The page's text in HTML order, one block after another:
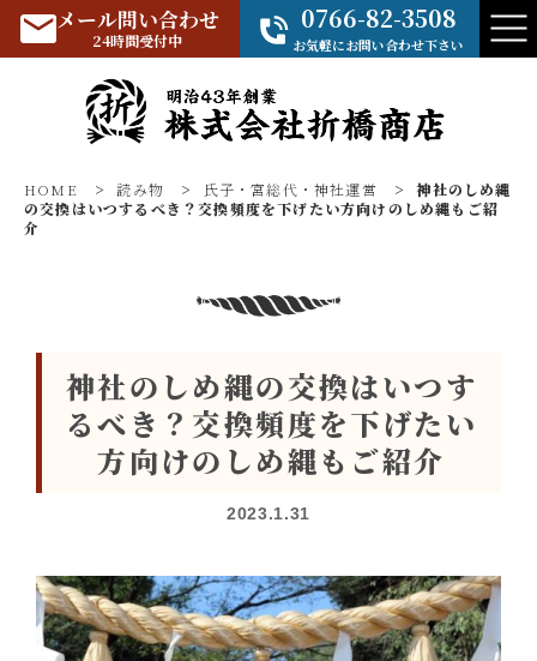
メール問い合わせ
24時間受付中
0766-82-3508
お気軽にお問い合わせ下さい
HOME > 読み物 > 氏子・宮総代・神社運営 >
神社のしめ縄
の交換はいつするべき？交換頻度を下げたい方向けのしめ縄もご紹
介
神社のしめ縄の交換はいつす
るべき？交換頻度を下げたい
方向けのしめ縄もご紹介
2023.1.31